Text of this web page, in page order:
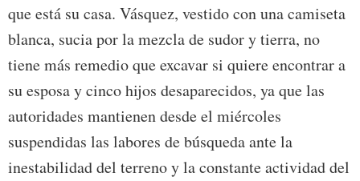
que está su casa. Vásquez, vestido con una camiseta
blanca, sucia por la mezcla de sudor y tierra, no
tiene más remedio que excavar si quiere encontrar a
su esposa y cinco hijos desaparecidos, ya que las
autoridades mantienen desde el miércoles
suspendidas las labores de búsqueda ante la
inestabilidad del terreno y la constante actividad del